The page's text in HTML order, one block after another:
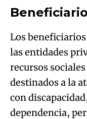
Los beneficiarios
las entidades
recursos
destinados a la
con
dependencia,